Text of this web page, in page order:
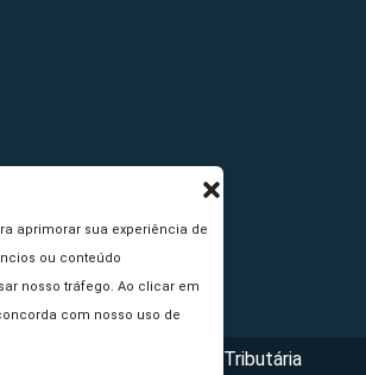
aprimorar sua experiência de
ou conteúdo
nosso tráfego. Ao clicar em
com nosso uso de
2026 - Portal da Reforma Tributária